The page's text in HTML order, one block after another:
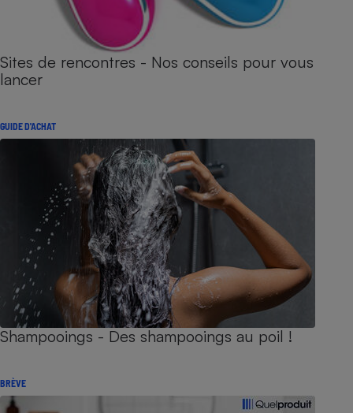
Sites de rencontres - Nos conseils pour vous
lancer
GUIDE D'ACHAT
Shampooings - Des shampooings au poil !
BRÈVE